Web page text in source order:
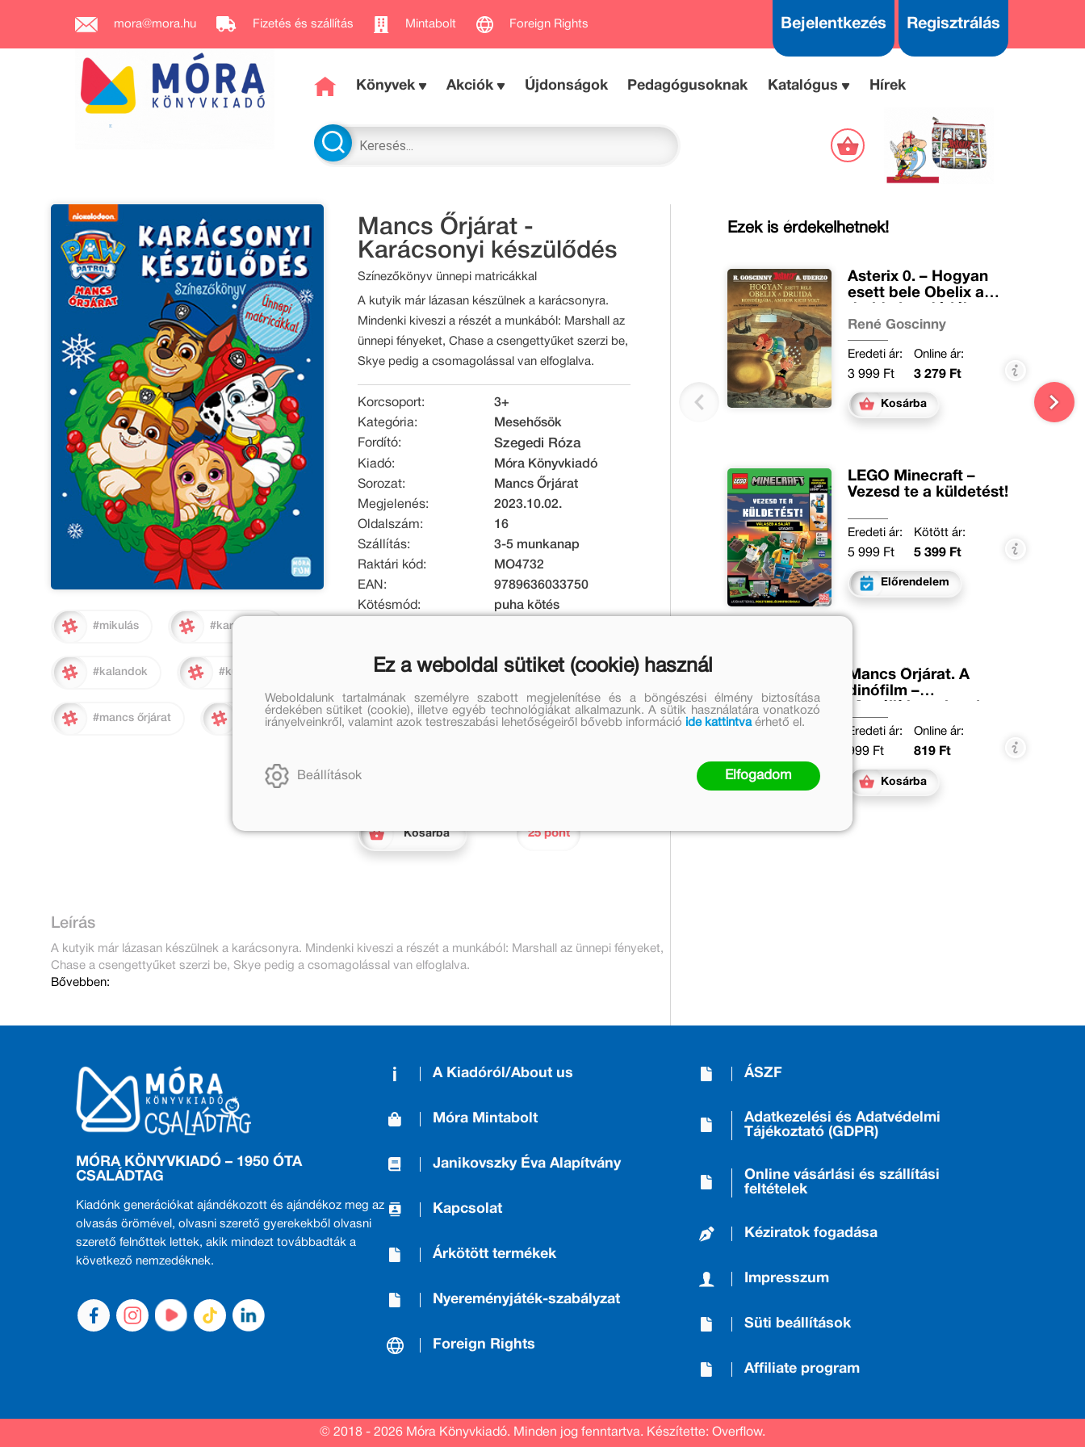
mora@mora.hu Fizetés és szállítás Mintabolt Foreign Rights Bejelentkezés Regisztrálás
Könyvek Akciók Újdonságok Pedagógusoknak Katalógus Hírek
#mikulás #karácsony
#kalandok #kutyik
#mancs őrjárat #advent
Mancs Őrjárat -
Karácsonyi készülődés
Színezőkönyv ünnepi matricákkal
A kutyik már lázasan készülnek a karácsonyra.
Mindenki kiveszi a részét a munkából: Marshall az
ünnepi fényeket, Chase a csengettyűket szerzi be,
Skye pedig a csomagolással van elfoglalva.
Korcsoport:
3+
Kategória:
Mesehősök
Fordító:
Szegedi Róza
Kiadó:
Móra Könyvkiadó
Sorozat:
Mancs Őrjárat
Megjelenés:
2023.10.02.
Oldalszám:
16
Szállítás:
3-5 munkanap
Raktári kód:
MO4732
EAN:
9789636033750
Kötésmód:
puha kötés
Eredeti ár:
1 499 Ft
Online ár:
1 229 Ft
Kosárba 25 pont
Leírás
A kutyik már lázasan készülnek a karácsonyra. Mindenki kiveszi a részét a munkából: Marshall az ünnepi fényeket,
Chase a csengettyűket szerzi be, Skye pedig a csomagolással van elfoglalva.
Bővebben:
Ezek is érdekelhetnek!
Asterix 0. – Hogyan
esett bele Obelix a
amikor kicsi volt
René Goscinny
Eredeti ár:
3 999 Ft
Online ár:
3 279 Ft
Kosárba
LEGO Minecraft –
Vezesd te a küldetést!
Eredeti ár:
5 999 Ft
Kötött ár:
5 399 Ft
Előrendelem
Mancs Őrjárat. A
dinófilm –
Eredeti ár:
999 Ft
Online ár:
819 Ft
Kosárba
MÓRA KÖNYVKIADÓ – 1950 ÓTA
CSALÁDTAG
Kiadónk generációkat ajándékozott és ajándékoz meg az
olvasás örömével, olvasni szerető gyerekekből olvasni
szerető felnőttek lettek, akik mindezt továbbadták a
következő nemzedéknek.
A Kiadóról/About us
Móra Mintabolt
Janikovszky Éva Alapítvány
Kapcsolat
Árkötött termékek
Nyereményjáték-szabályzat
Foreign Rights
ÁSZF
Adatkezelési és Adatvédelmi
Tájékoztató (GDPR)
Online vásárlási és szállítási
feltételek
Kéziratok fogadása
Impresszum
Süti beállítások
Affiliate program
© 2018 - 2026 Móra Könyvkiadó. Minden jog fenntartva. Készítette: Overflow.
Ez a weboldal sütiket (cookie) használ
Weboldalunk tartalmának személyre szabott megjelenítése és a böngészési élmény biztosítása
érdekében sütiket (cookie), illetve egyéb technológiákat alkalmazunk. A sütik használatára vonatkozó
irányelveinkről, valamint azok testreszabási lehetőségeiről bővebb információ ide kattintvaérhető el.
Beállítások Elfogadom